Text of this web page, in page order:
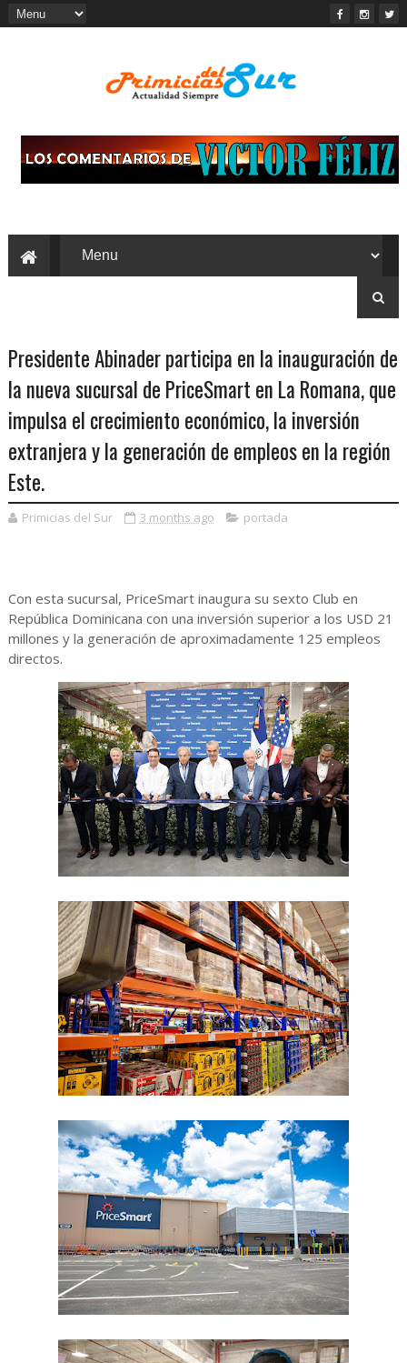
Presidente Abinader participa en la inauguración de
la nueva sucursal de PriceSmart en La Romana, que
impulsa el crecimiento económico, la inversión
extranjera y la generación de empleos en la región
Este.
Primicias del Sur 3 months ago portada
Con esta sucursal, PriceSmart inaugura su sexto Club en
República Dominicana con una inversión superior a los USD 21
millones y la generación de aproximadamente 125 empleos
directos.